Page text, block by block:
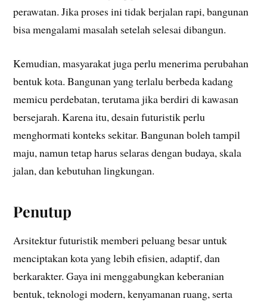
perawatan. Jika proses ini tidak berjalan rapi, bangunan
bisa mengalami masalah setelah selesai dibangun.
Kemudian, masyarakat juga perlu menerima perubahan
bentuk kota. Bangunan yang terlalu berbeda kadang
memicu perdebatan, terutama jika berdiri di kawasan
bersejarah. Karena itu, desain futuristik perlu
menghormati konteks sekitar. Bangunan boleh tampil
maju, namun tetap harus selaras dengan budaya, skala
jalan, dan kebutuhan lingkungan.
Penutup
Arsitektur futuristik memberi peluang besar untuk
menciptakan kota yang lebih efisien, adaptif, dan
berkarakter. Gaya ini menggabungkan keberanian
bentuk, teknologi modern, kenyamanan ruang, serta